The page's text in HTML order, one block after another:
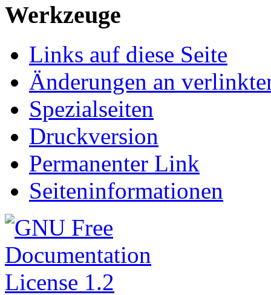
Werkzeuge
Links auf diese Seite
Änderungen an
Spezialseiten
Druckversion
Permanenter Link
Seiteninformationen